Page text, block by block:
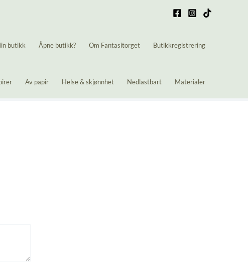
butikk Åpne butikk? Om Fantasitorget Butikkregistrering
Av papir Helse & skjønnhet Nedlastbart Materialer